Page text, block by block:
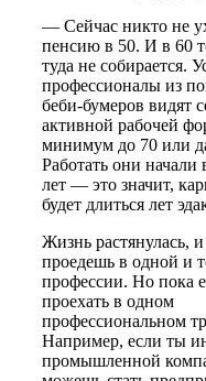
— Сейчас никто не
пенсию в 50. И в 60
туда не собирается.
профессионалы из
беби-бумеров видят
активной рабочей
минимум до 70 или
Работать они начали
лет — это значит,
будет длиться лет
Жизнь растянулась,
проедешь в одной и
профессии. Но пока
проехать в одном
профессиональном
Например, если ты
промышленной